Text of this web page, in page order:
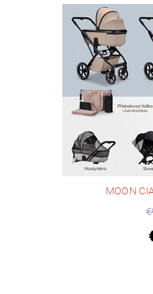
MOON